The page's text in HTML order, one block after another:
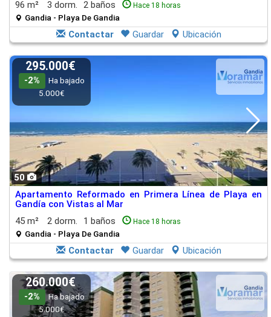
96 m² 3 dorm. 2 baños Hace 18 horas
Gandia - Playa De Gandia
Contactar Guardar Ubicación
50
295.000€
-2%
Ha bajado
5.000€
Apartamento Reformado en Primera Línea de Playa en
Gandía con Vistas al Mar
45 m²
2 dorm. 1 baños Hace 18 horas
Gandia - Playa De Gandia
Contactar Guardar Ubicación
260.000€
-2%
Ha bajado
5.000€